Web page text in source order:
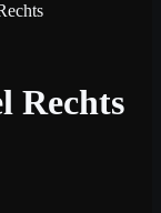
Rechts